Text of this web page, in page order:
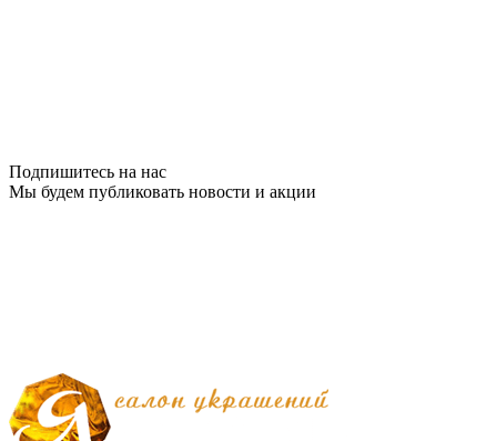
Подпишитесь на нас
Мы будем публиковать новости и акции